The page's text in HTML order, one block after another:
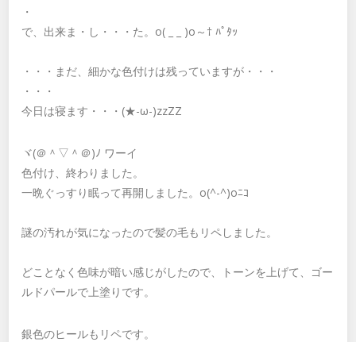
・
で、出来ま・し・・・た。o( _ _ )o～† ﾊﾟﾀｯ
・・・まだ、細かな色付けは残っていますが・・・
・・・
今日は寝ます・・・(★-ω-)zzZZ
ヾ(＠＾▽＾＠)ﾉ ワーイ
色付け、終わりました。
一晩ぐっすり眠って再開しました。o(^-^)oﾆｺ
謎の汚れが気になったので髪の毛もリペしました。
どことなく色味が暗い感じがしたので、トーンを上げて、ゴー
ルドパールで上塗りです。
銀色のヒールもリペです。